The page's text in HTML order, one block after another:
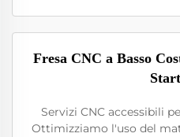
Fresa CNC a Basso
Servizi CNC accessibili
Ottimizziamo l'uso del